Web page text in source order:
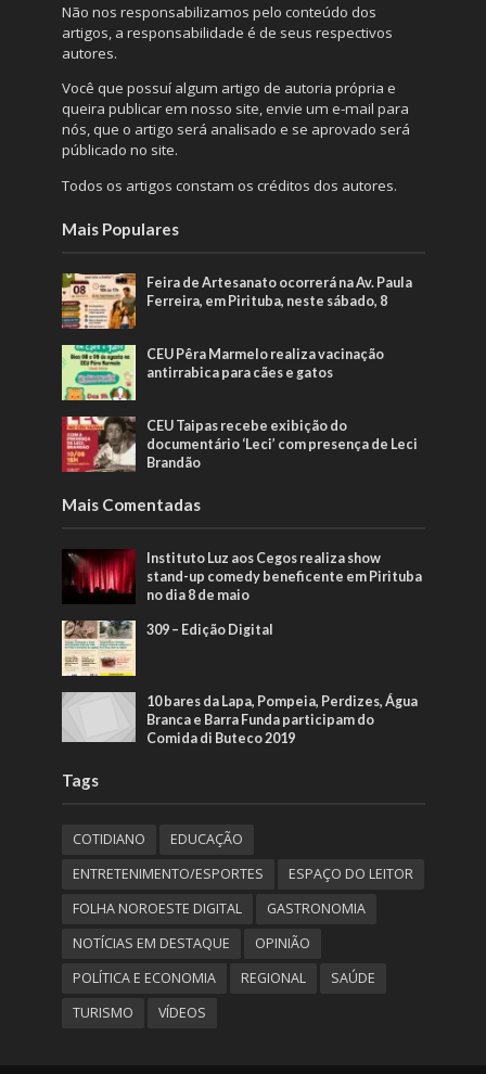
Não nos responsabilizamos pelo conteúdo dos
artigos, a responsabilidade é de seus respectivos
autores.
Você que possuí algum artigo de autoria própria e
queira publicar em nosso site, envie um e-mail para
nós, que o artigo será analisado e se aprovado será
públicado no site.
Todos os artigos constam os créditos dos autores.
Mais Populares
Feira de Artesanato ocorrerá na Av. Paula
Ferreira, em Pirituba, neste sábado, 8
CEU Pêra Marmelo realiza vacinação
antirrabica para cães e gatos
CEU Taipas recebe exibição do
documentário ‘Leci’ com presença de Leci
Brandão
Mais Comentadas
Instituto Luz aos Cegos realiza show
stand-up comedy beneficente em Pirituba
no dia 8 de maio
309 – Edição Digital
10 bares da Lapa, Pompeia, Perdizes, Água
Branca e Barra Funda participam do
Comida di Buteco 2019
Tags
COTIDIANO
EDUCAÇÃO
ENTRETENIMENTO/ESPORTES
ESPAÇO DO LEITOR
FOLHA NOROESTE DIGITAL
GASTRONOMIA
NOTÍCIAS EM DESTAQUE
OPINIÃO
POLÍTICA E ECONOMIA
REGIONAL
SAÚDE
TURISMO
VÍDEOS